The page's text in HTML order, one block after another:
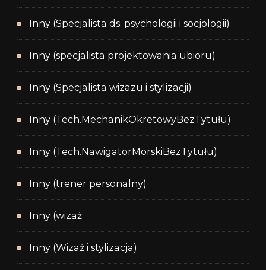
Inny (Specjalista ds. psychologii i socjologii)
Inny (specjalista projektowania ubioru)
Inny (Specjalista wizazu i stylizacji)
Inny (Tech.MechanikOkretowyBezTytułu)
Inny (Tech.NawigatorMorskiBezTytułu)
Inny (trener personalny)
Inny (wizaż
Inny (Wizaż i stylizacja)